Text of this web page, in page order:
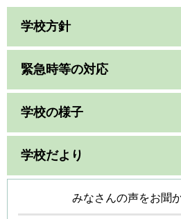
学校方針
緊急時等の対応
学校の様子
学校だより
みなさんの声をお聞